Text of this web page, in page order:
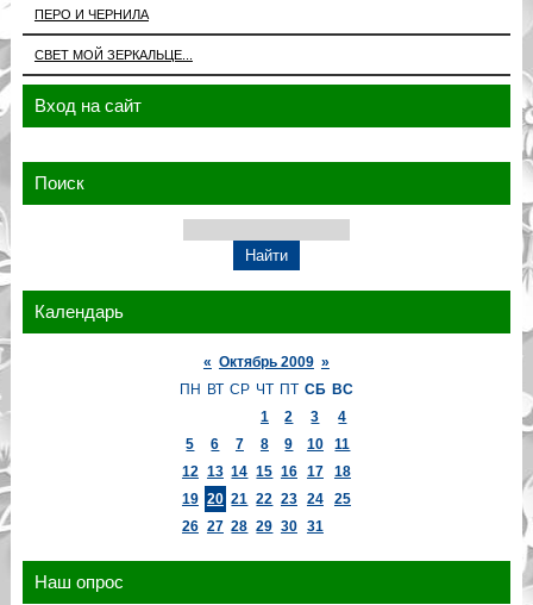
ПЕРО И ЧЕРНИЛА
СВЕТ МОЙ ЗЕРКАЛЬЦЕ...
Вход на сайт
Поиск
Календарь
« Октябрь 2009 »
ПН ВТ СР ЧТ ПТ СБ ВС
1
2 3
4
5
6 7 8 9 10
11
12 13 14 15 16 17
18
19 20 21 22 23 24
25
26 27 28 29 30 31
Наш опрос